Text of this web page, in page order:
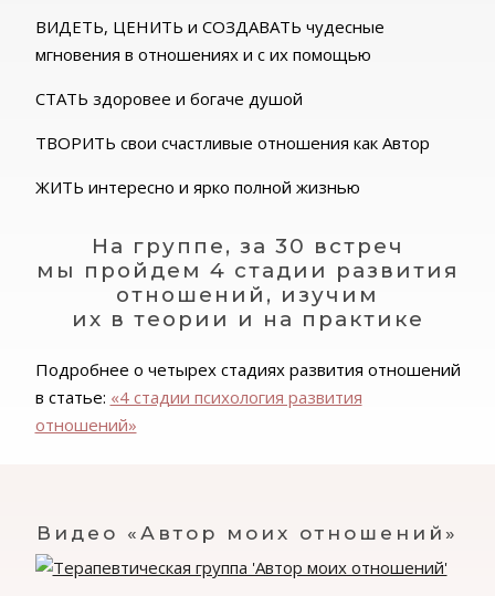
ВИДЕТЬ, ЦЕНИТЬ и СОЗДАВАТЬ чудесные
мгновения в отношениях и с их помощью
СТАТЬ здоровее и богаче душой
ТВОРИТЬ свои счастливые отношения как Автор
ЖИТЬ интересно и ярко полной жизнью
На группе, за 30 встреч
мы пройдем 4 стадии развития
отношений, изучим
их в теории и на практике
Подробнее о четырех стадиях развития отношений
в статье: «4 стадии психология развития
отношений»
Видео «Автор моих отношений»